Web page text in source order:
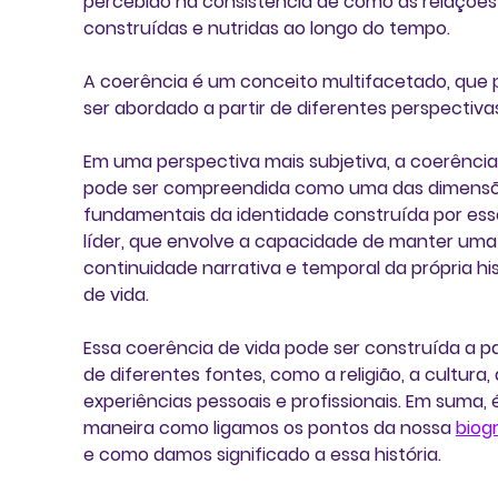
construídas e nutridas ao longo do tempo.
A coerência é um conceito multifacetado, que
ser abordado a partir de diferentes
Em uma perspectiva mais subjetiva, a
pode ser compreendida como uma das
fundamentais da identidade construída por
líder, que envolve a capacidade de manter
continuidade narrativa e temporal da própria
de vida.
Essa coerência de vida pode ser construída a
de diferentes fontes, como a religião, a cultura,
experiências pessoais e profissionais. Em suma,
maneira como ligamos os pontos da nossa
e como damos significado a essa história.